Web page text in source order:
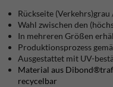
Rückseite
Wahl zwischen den
In mehreren Größen
Produktionsprozess
Ausgestattet mit UV-
Material aus
recycelbar